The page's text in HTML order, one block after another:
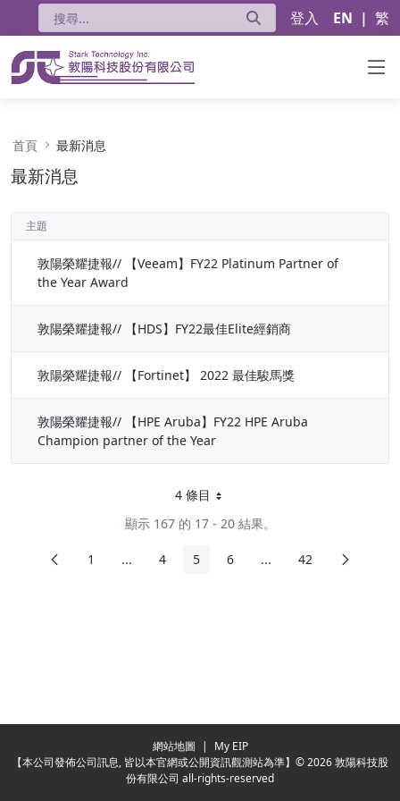
登入 EN | 繁
首頁 最新消息
最新消息
主題
敦陽榮耀捷報// 【Veeam】FY22 Platinum Partner of
the Year Award
敦陽榮耀捷報// 【HDS】FY22最佳Elite經銷商
敦陽榮耀捷報// 【Fortinet】 2022 最佳駿馬獎
敦陽榮耀捷報// 【HPE Aruba】FY22 HPE Aruba
Champion partner of the Year
4 條目每頁
顯示 167 的 17 - 20 結果。
前頁 頁面
1 ...中間頁面頁面
4 頁面
5 頁面
6 ...中間頁面頁面
42 下頁
網站地圖 |
My EIP
【本公司發佈公司訊息, 皆以本官網或公開資訊觀測站為準】© 2026 敦陽科技股
份有限公司 all-rights-reserved